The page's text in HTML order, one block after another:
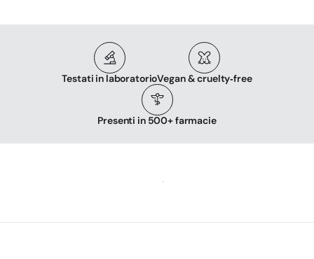
Testati in laboratorioVegan & cruelty‑free
Presenti in 500+ farmacie